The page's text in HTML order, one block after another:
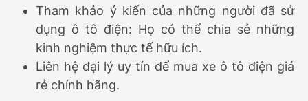
Tham khảo ý kiến của những người đã sử
dụng ô tô điện: Họ có thể chia sẻ những
kinh nghiệm thực tế hữu ích.
Liên hệ đại lý uy tín để mua xe ô tô điện giá
rẻ chính hãng.